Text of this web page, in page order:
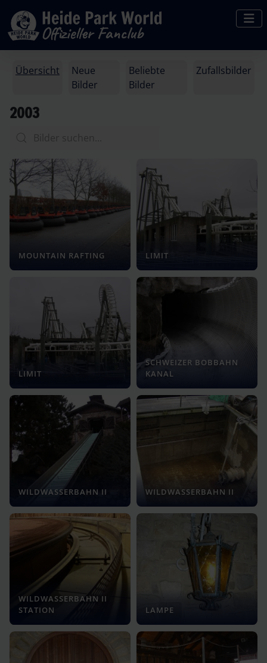
Übersicht
Neue
Bilder
Beliebte
Bilder
Zufallsbilder
2003
MOUNTAIN RAFTING LIMIT
LIMIT
SCHWEIZER BOBBAHN
KANAL
WILDWASSERBAHN II WILDWASSERBAHN II
WILDWASSERBAHN II
STATION
LAMPE